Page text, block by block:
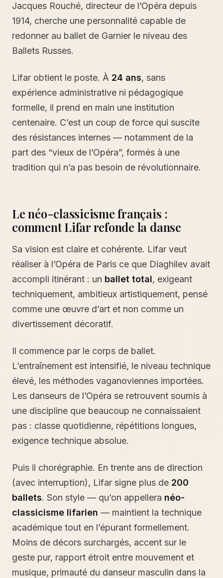
Jacques Rouché, directeur de l’Opéra depuis
1914, cherche une personnalité capable de
redonner au ballet de Garnier le niveau des
Ballets Russes.
Lifar obtient le poste. À 24 ans, sans
expérience administrative ni pédagogique
formelle, il prend en main une institution
centenaire. C’est un coup de force qui suscite
des résistances internes — notamment de la
part des “vieux de l’Opéra”, formés à une
tradition qui n’a pas besoin de révolutionnaire.
Le néo-classicisme français :
comment Lifar refonde la danse
Sa vision est claire et cohérente. Lifar veut
réaliser à l’Opéra de Paris ce que Diaghilev avait
accompli itinérant : un ballet total, exigeant
techniquement, ambitieux artistiquement, pensé
comme une œuvre d’art et non comme un
divertissement décoratif.
Il commence par le corps de ballet.
L’entraînement est intensifié, le niveau technique
élevé, les méthodes vaganoviennes importées.
Les danseurs de l’Opéra se retrouvent soumis à
une discipline que beaucoup ne connaissaient
pas : classe quotidienne, répétitions longues,
exigence technique absolue.
Puis il chorégraphie. En trente ans de direction
(avec interruption), Lifar signe plus de 200
ballets. Son style — qu’on appellera néo-
classicisme lifarien — maintient la technique
académique tout en l’épurant formellement.
Moins de décors surchargés, accent sur le
geste pur, rapport étroit entre mouvement et
musique, primauté du danseur masculin dans la